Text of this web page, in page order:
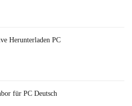
Herunterladen PC
für PC Deutsch